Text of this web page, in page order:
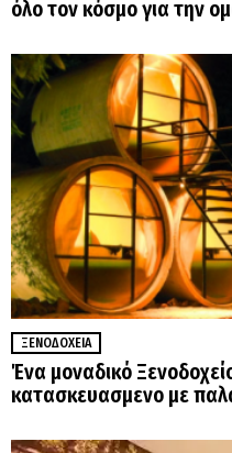
όλο τον κόσμο για την
ΞΕΝΟΔΟΧΕΊΑ
Ένα μοναδικό
κατασκευασμενο με